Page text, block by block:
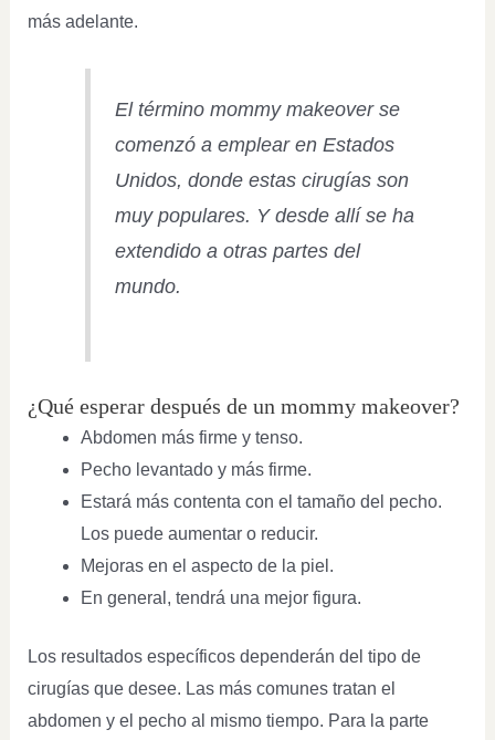
más adelante.
El término mommy makeoverse
comenzó a emplear en Estados
Unidos, donde estas cirugías son
muy populares. Y desde allí se ha
extendido a otras partes del
mundo.
¿Qué esperar después de un mommy makeover?
Abdomen más firme y tenso.
Pecho levantado y más firme.
Estará más contenta con el tamaño del pecho.
Los puede aumentar o reducir.
Mejoras en el aspecto de la piel.
En general, tendrá una mejor figura.
Los resultados específicos dependerán del tipo de
cirugías que desee. Las más comunes tratan el
abdomen y el pecho al mismo tiempo. Para la parte